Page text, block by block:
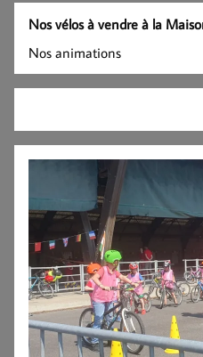
Nos vélos à vendre à la
Nos animations